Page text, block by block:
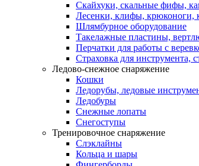
Скайхуки, скальные фифы,
Лесенки, клифы, крюконоги,
Шлямбурное оборудование
Такелажные пластины,
Перчатки для работы с
Страховка для инструмента,
Ледово-снежное снаряжение
Кошки
Ледорубы, ледовые
Ледобуры
Снежные лопаты
Снегоступы
Тренировочное снаряжение
Слэклайны
Кольца и шары